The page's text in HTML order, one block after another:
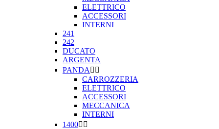
ELETTRICO
ACCESSORI
INTERNI
241
242
DUCATO
ARGENTA
PANDA  
CARROZZERIA
ELETTRICO
ACCESSORI
MECCANICA
INTERNI
1400 